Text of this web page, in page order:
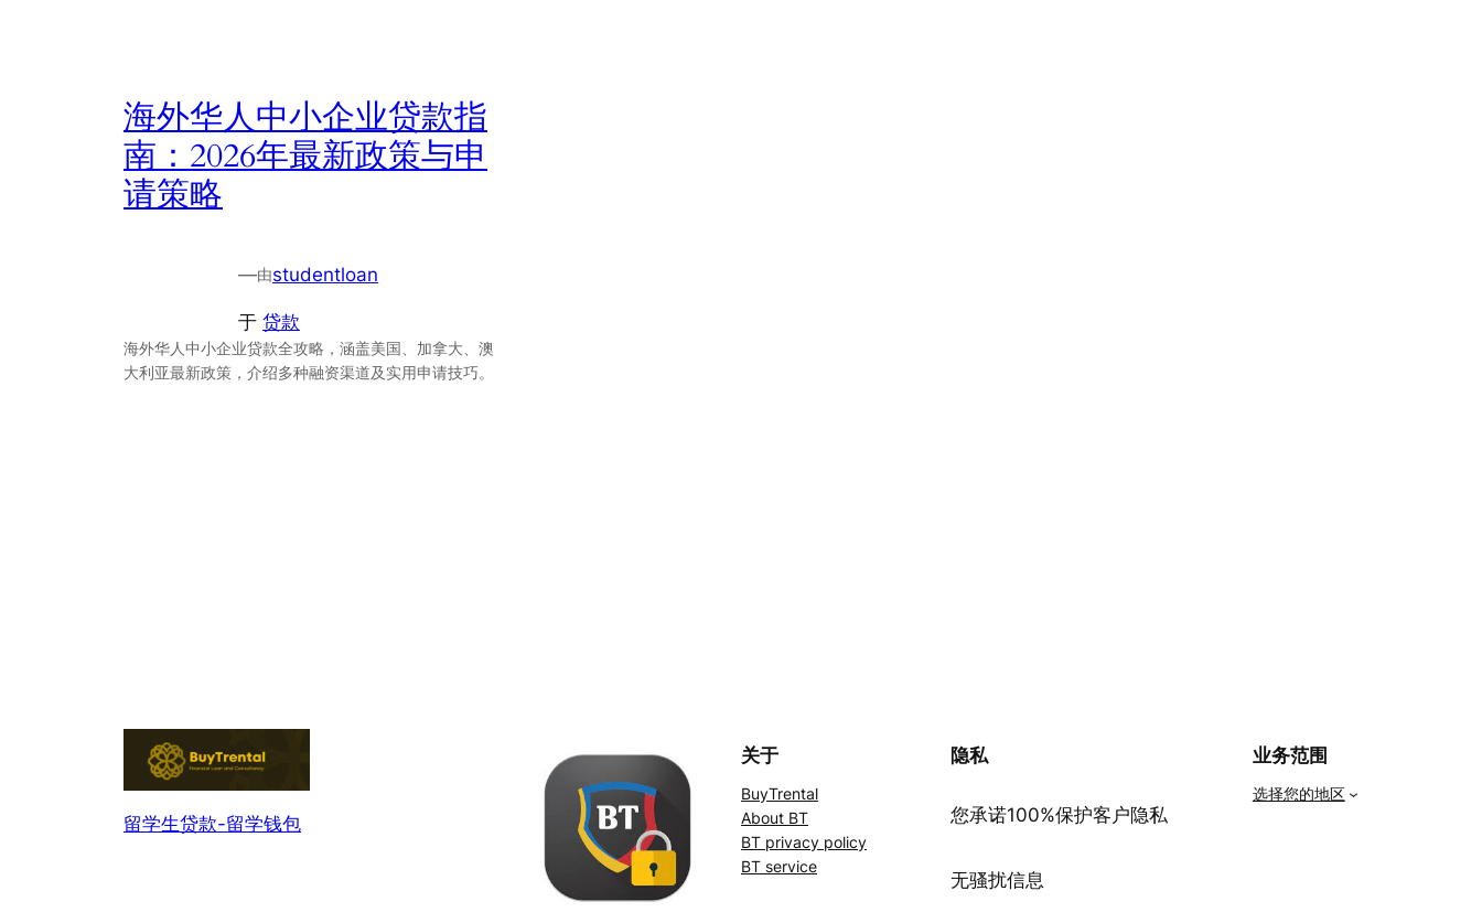
海外华人中小企业贷款指
南：2026年最新政策与申
请策略
—由studentloan
于 贷款
海外华人中小企业贷款全攻略，涵盖美国、加拿大、澳
大利亚最新政策，介绍多种融资渠道及实用申请技巧。
留学生贷款-留学钱包
关于
BuyTrental
About BT
BT privacy policy
BT service
隐私
您承诺100%保护客户隐私
无骚扰信息
业务范围
选择您的地区